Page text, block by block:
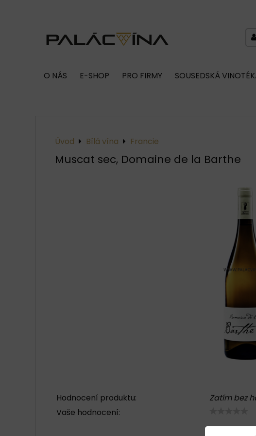
O NÁS E-SHOP PRO FIRMY SOUSEDSKÁ
Úvod Bílá vína Francie
Muscat sec, Domaine de la Barthe
Hodnocení produktu:
Zatím bez
Vaše hodnocení: